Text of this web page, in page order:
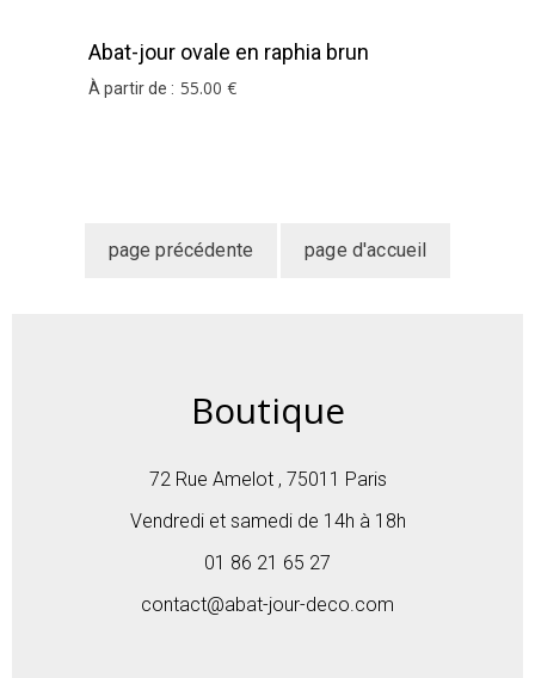
Abat-jour ovale en raphia brun
À partir de : 55.00 €
Boutique
72 Rue Amelot , 75011 Paris
Vendredi et samedi de 14h à 18h
01 86 21 65 27
contact@abat-jour-deco.com